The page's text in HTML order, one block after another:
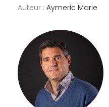
Auteur : Aymeric Marie